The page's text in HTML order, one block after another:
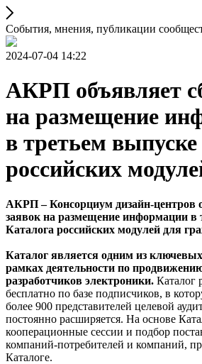
События, мнения, публикации
2024-07-04 14:22
АКРП объявляет
на размещение
в третьем
российских
АКРП – Консорциум дизайн-центров
заявок на размещение информации в
Каталога российских модулей для
Каталог является одним из
рамках деятельности по
разработчиков электроники. Каталог
бесплатно по базе подписчиков, в
более 900 представителей целевой
постоянно расширяется. На основе
кооперационные сессии и подбор
компаний-потребителей и компаний,
Каталоге.